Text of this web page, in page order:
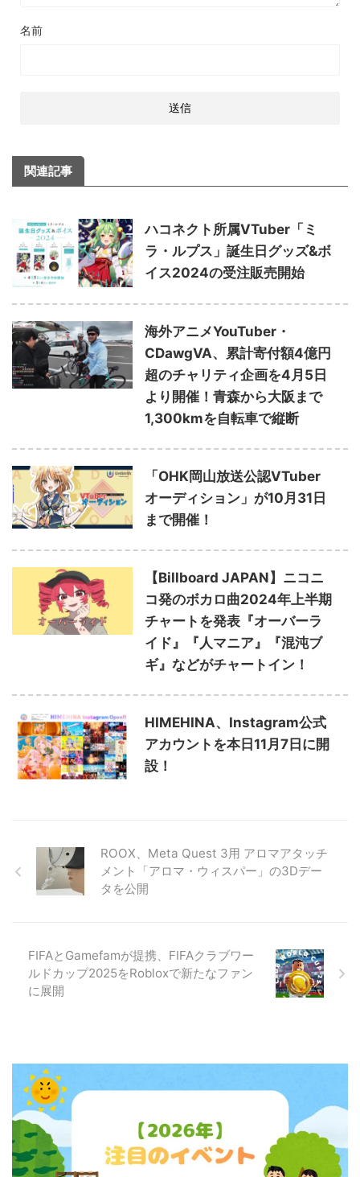
名前
関連記事
ハコネクト所属VTuber「ミ
ラ・ルプス」誕生日グッズ&ボ
イス2024の受注販売開始
海外アニメYouTuber・
CDawgVA、累計寄付額4億円
超のチャリティ企画を4月5日
より開催！青森から大阪まで
1,300kmを自転車で縦断
「OHK岡山放送公認VTuber
オーディション」が10月31日
まで開催！
【Billboard JAPAN】ニコニ
コ発のボカロ曲2024年上半期
チャートを発表『オーバーラ
イド』『人マニア』『混沌ブ
ギ』などがチャートイン！
HIMEHINA、Instagram公式
アカウントを本日11月7日に開
設！
ROOX、Meta Quest 3用 アロマアタッチ
メント「アロマ・ウィスパー」の3Dデー
タを公開
FIFAとGamefamが提携、FIFAクラブワー
ルドカップ2025をRobloxで新たなファン
に展開